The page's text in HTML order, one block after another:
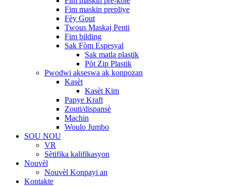
Fim maskin prepliye
Fèy Gout
Twous Maskaj Penti
Fim bilding
Sak Fòm Espesyal
Sak matla plastik
Pòt Zip Plastik
Pwodwi akseswa ak konpozan
Kasèt
Kasèt Kim
Papye Kraft
Zouti/dispansè
Machin
Woulo Jumbo
SOU NOU
VR
Sètifika kalifikasyon
Nouvèl
Nouvèl Konpayi an
Kontakte